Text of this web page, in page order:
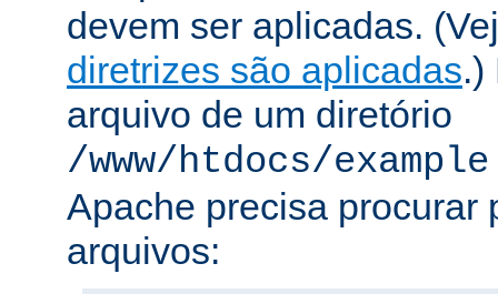
devem ser aplicadas.
diretrizes são aplicadas.)
arquivo de um diretório
/www/htdocs/example
Apache precisa procurar
arquivos: